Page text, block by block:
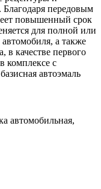
передовым
повышенный срок
для полной или
а также
в качестве первого
комплексе с
автоэмаль
автомобильная,